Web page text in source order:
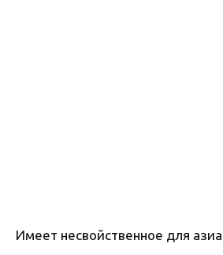
Имеет несвойственное для